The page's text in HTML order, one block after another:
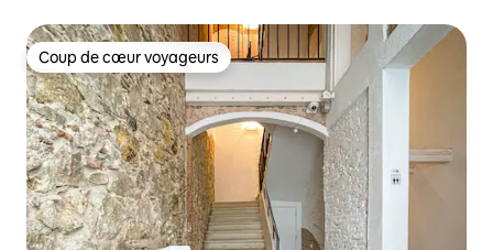
Coup de cœur voyageurs
Coup de cœur voyageurs